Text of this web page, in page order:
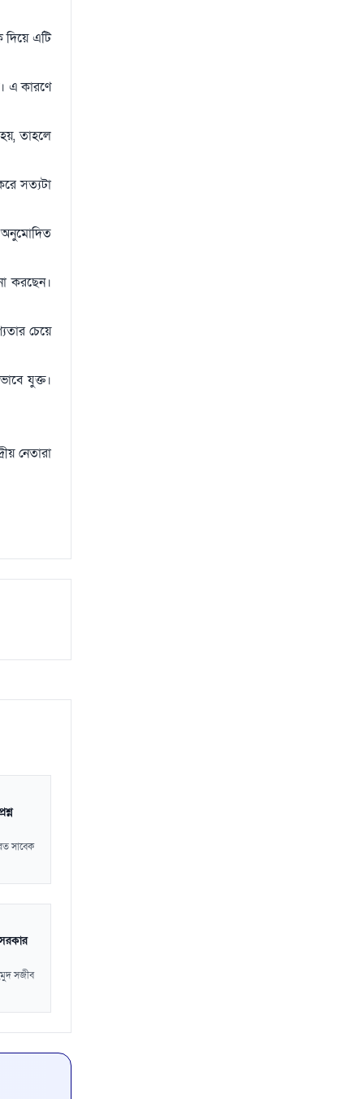
দিয়ে এটি
এ কারণে
তাহলে
সত্যটা
অনুমোদিত
করছেন।
চেয়ে
যুক্ত।
নেতারা
সাবেক
সজীব